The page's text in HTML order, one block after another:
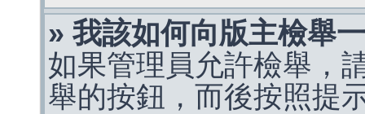
» 我該如何向版主檢舉
如果管理員允許檢舉，
舉的按鈕，而後按照提